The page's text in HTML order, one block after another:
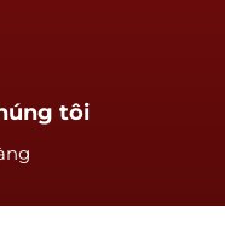
tôi